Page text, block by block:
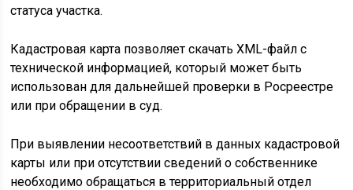
статуса участка.
Кадастровая карта позволяет скачать XML-файл с
технической информацией, который может быть
использован для дальнейшей проверки в Росреестре
или при обращении в суд.
При выявлении несоответствий в данных кадастровой
карты или при отсутствии сведений о собственнике
необходимо обращаться в территориальный отдел